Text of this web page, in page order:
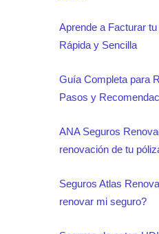
Aprende a Facturar
Rápida y Sencilla
Guía Completa para
Pasos y
ANA Seguros
renovación de tu
Seguros Atlas
renovar mi seguro?